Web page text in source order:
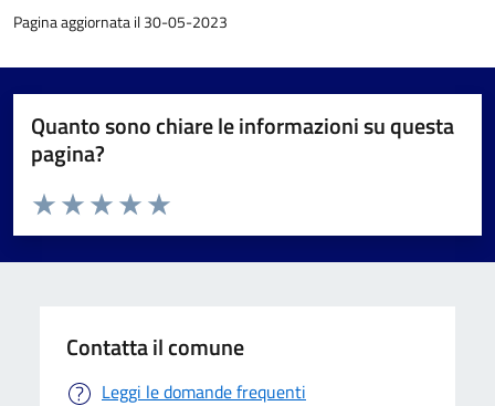
Pagina aggiornata il 30-05-2023
Quanto sono chiare le informazioni su questa
pagina?
Valuta da 1 a 5 stelle la pagina
Valuta 5 stelle su 5
Valuta 4 stelle su 5
Valuta 3 stelle su 5
Valuta 2 stelle su 5
Valuta 1 stelle su 5
Contatta il comune
Leggi le domande frequenti